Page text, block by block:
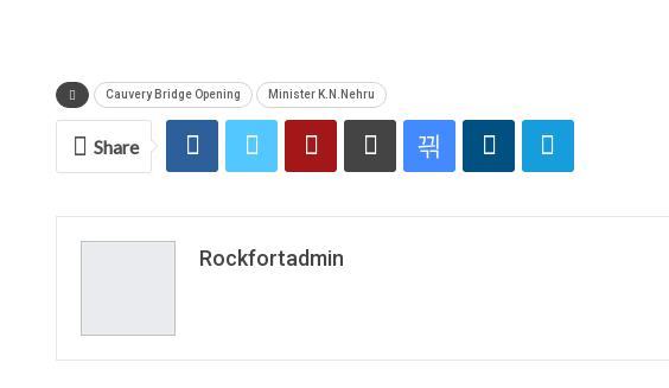
Cauvery Bridge Opening Minister K.N.Nehru
Share
Rockfortadmin